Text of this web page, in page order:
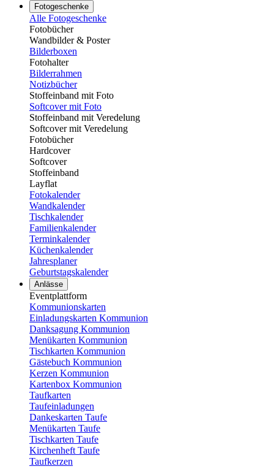
Fotogeschenke
Alle Fotogeschenke
Fotobücher
Wandbilder & Poster
Bilderboxen
Fotohalter
Bilderrahmen
Notizbücher
Stoffeinband mit Foto
Softcover mit Foto
Stoffeinband mit Veredelung
Softcover mit Veredelung
Fotobücher
Hardcover
Softcover
Stoffeinband
Layflat
Fotokalender
Wandkalender
Tischkalender
Familienkalender
Terminkalender
Küchenkalender
Jahresplaner
Geburtstagskalender
Anlässe
Eventplattform
Kommunionskarten
Einladungskarten Kommunion
Danksagung Kommunion
Menükarten Kommunion
Tischkarten Kommunion
Gästebuch Kommunion
Kerzen Kommunion
Kartenbox Kommunion
Taufkarten
Taufeinladungen
Dankeskarten Taufe
Menükarten Taufe
Tischkarten Taufe
Kirchenheft Taufe
Taufkerzen